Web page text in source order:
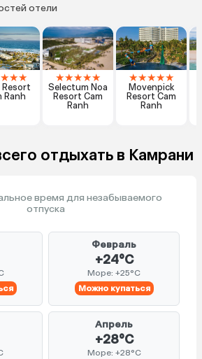
отели
★★★
Resort
Ranh
★★★★★
Selectum Noa
Resort Cam
Ranh
★★★★★
Movenpick
Resort Cam
Ranh
отдыхать в Камрани
время для незабываемого
отпуска
Февраль
+24°C
Море: +25°C
Можно купаться
Апрель
+28°C
Море: +28°C